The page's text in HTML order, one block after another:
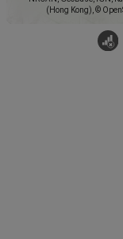
(Hong Kong), ©